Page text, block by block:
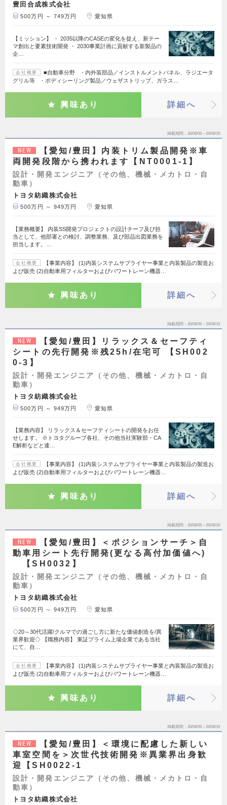
豊田合成株式会社
500万円 ～ 749万円 愛知県
【ミッション】 ・ 2035以降のCASEの変化を捉え、新テー
マ創出と要素技術開発 ・ 2030事業計画に貢献する新製品の
企…
会社概要
■自動車分野 ・内外装部品／インストルメントパネル、ラジエータ
グリル等 ・ボディシーリング製品／ウェザストリップ、ガラス…
興味あり 詳細へ
掲載期間 26/08/06～26/08/19
NEW
【愛知/豊田】内装トリム製品開発※車
両開発段階から携われます【NT0001-1】
設計・開発エンジニア（その他、機械・メカトロ・自
動車）
トヨタ紡織株式会社
500万円 ～ 949万円 愛知県
【業務概要】 内装SS開発プロジェクトの設計チーフ及び担
当として、他部署との検討、調整業務、及び部品出図業務を
担当します。…
会社概要
【事業内容】 (1)内装システムサプライヤー事業と内装製品の製造お
よび販売 (2)自動車用フィルターおよびパワートレーン機器…
興味あり 詳細へ
掲載期間 26/08/06～26/08/19
NEW
【愛知/豊田】リラックス＆セーフティ
シートの先行開発※残25h/在宅可 【SH002
0-3】
設計・開発エンジニア（その他、機械・メカトロ・自
動車）
トヨタ紡織株式会社
500万円 ～ 949万円 愛知県
【業務内容】 リラックス＆セーフティシートの開発をお任
せします。 ※トヨタグループ各社、その他当社実験部・CA
E解析などと連…
会社概要
【事業内容】 (1)内装システムサプライヤー事業と内装製品の製造お
よび販売 (2)自動車用フィルターおよびパワートレーン機器…
興味あり 詳細へ
掲載期間 26/08/06～26/08/19
NEW
【愛知/豊田】＜ポジションサーチ＞自
動車用シート先行開発(更なる高付加価値へ)
【SH0032】
設計・開発エンジニア（その他、機械・メカトロ・自
動車）
トヨタ紡織株式会社
500万円 ～ 949万円 愛知県
◇20～30代活躍/クルマでの過ごし方に新たな価値創造を/異
業界歓迎◇ 【職務内容】 東証プライム上場企業である当社
にて、自…
会社概要
【事業内容】 (1)内装システムサプライヤー事業と内装製品の製造お
よび販売 (2)自動車用フィルターおよびパワートレーン機器…
興味あり 詳細へ
掲載期間 26/08/06～26/08/19
NEW
【愛知/豊田】＜環境に配慮した新しい
車室空間を＞次世代技術開発※異業界出身歓
迎【SH0022-1
設計・開発エンジニア（その他、機械・メカトロ・自
動車）
トヨタ紡織株式会社